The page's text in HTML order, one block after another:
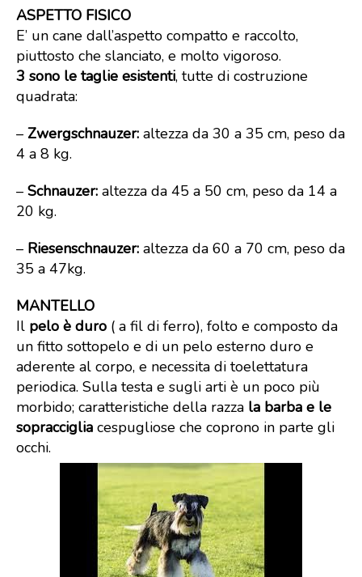
ASPETTO FISICO
E’ un cane dall’aspetto compatto e raccolto,
piuttosto che slanciato, e molto vigoroso.
3 sono le taglie esistenti, tutte di costruzione
quadrata:
– Zwergschnauzer: altezza da 30 a 35 cm, peso da
4 a 8 kg.
– Schnauzer: altezza da 45 a 50 cm, peso da 14 a
20 kg.
– Riesenschnauzer: altezza da 60 a 70 cm, peso da
35 a 47kg.
MANTELLO
Il pelo è duro ( a fil di ferro), folto e composto da
un fitto sottopelo e di un pelo esterno duro e
aderente al corpo, e necessita di toelettatura
periodica. Sulla testa e sugli arti è un poco più
morbido; caratteristiche della razza la barba e le
sopracciglia cespugliose che coprono in parte gli
occhi.